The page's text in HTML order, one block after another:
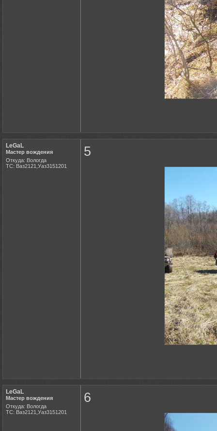
LeGaL
Мастер вождения
Откуда: Вологда
ТС: Ваз2121,Уаз3151201
5
LeGaL
Мастер вождения
Откуда: Вологда
ТС: Ваз2121,Уаз3151201
6